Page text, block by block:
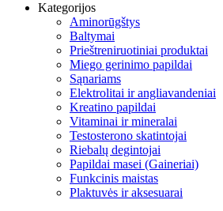
Kategorijos
Aminorūgštys
Baltymai
Prieštreniruotiniai produktai
Miego gerinimo papildai
Sąnariams
Elektrolitai ir angliavandeniai
Kreatino papildai
Vitaminai ir mineralai
Testosterono skatintojai
Riebalų degintojai
Papildai masei (Gaineriai)
Funkcinis maistas
Plaktuvės ir aksesuarai